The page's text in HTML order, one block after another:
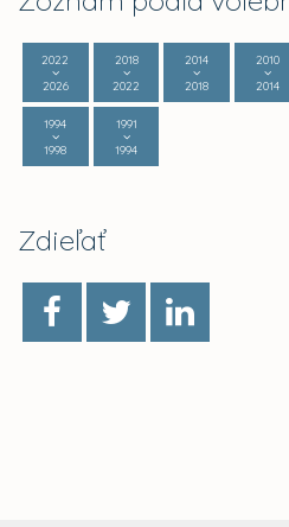
2022
2026
2018
2022
2014
2018
2010
2014
1994
1998
1991
1994
Zdieľať